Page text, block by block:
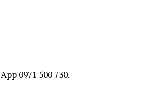
0971 500 730.